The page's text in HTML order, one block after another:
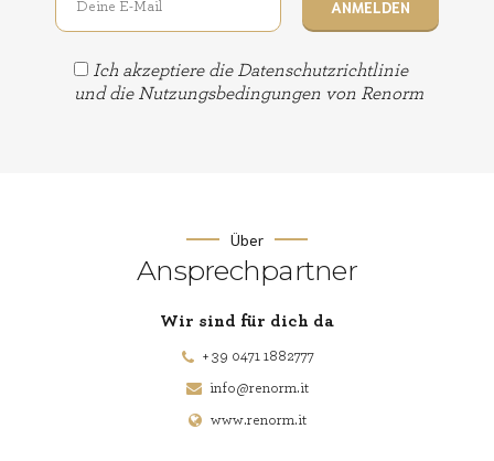
Ich akzeptiere die Datenschutzrichtlinie
und die Nutzungsbedingungen von Renorm
Über
Ansprechpartner
Wir sind für dich da
+ 39 0471 1882777
info@renorm.it
www.renorm.it